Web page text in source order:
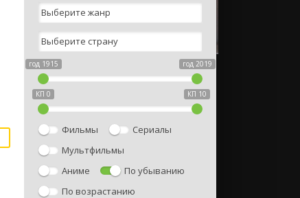
год 1915 год 2019
КП 0 КП 10
Фильмы
Сериалы
Мультфильмы
Аниме
По убыванию
По возрастанию